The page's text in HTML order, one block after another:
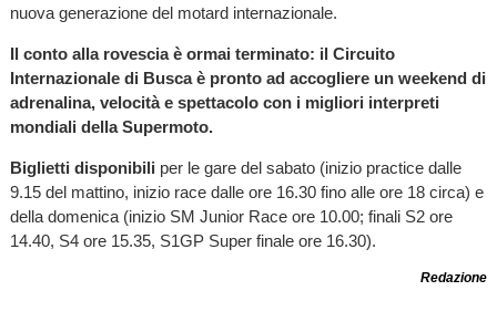
nuova generazione del motard internazionale.
Il conto alla rovescia è ormai terminato: il Circuito
Internazionale di Busca è pronto ad accogliere un weekend di
adrenalina, velocità e spettacolo con i migliori interpreti
mondiali della Supermoto.
Biglietti disponibili per le gare del sabato (inizio practice dalle
9.15 del mattino, inizio race dalle ore 16.30 fino alle ore 18 circa) e
della domenica (inizio SM Junior Race ore 10.00; finali S2 ore
14.40, S4 ore 15.35, S1GP Super finale ore 16.30).
Redazione